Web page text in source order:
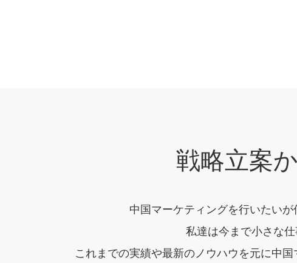
戦略立案
中国マーケティングを行いたい
私達は今まで小さな
これまでの実績や最新のノウハウを元に中